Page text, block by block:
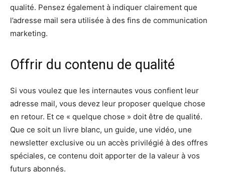
qualité. Pensez également à indiquer clairement que
l’adresse mail sera utilisée à des fins de communication
marketing.
Offrir du contenu de qualité
Si vous voulez que les internautes vous confient leur
adresse mail, vous devez leur proposer quelque chose
en retour. Et ce « quelque chose » doit être de qualité.
Que ce soit un livre blanc, un guide, une vidéo, une
newsletter exclusive ou un accès privilégié à des offres
spéciales, ce contenu doit apporter de la valeur à vos
futurs abonnés.